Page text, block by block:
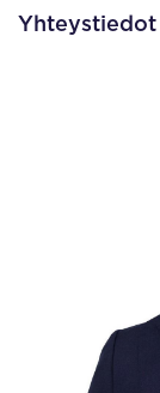
Yhteystiedot